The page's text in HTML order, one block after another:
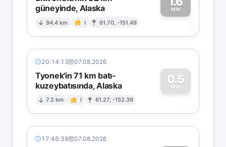
güneyinde, Alaska
94.4 km I 61.70, -151.49
MW1
20:14:13 07.08.2026
Tyonek'in 71 km batı-
kuzeybatısında, Alaska
7.2 km I 61.27, -152.39
0.5
MW
0
17:46:38 07.08.2026